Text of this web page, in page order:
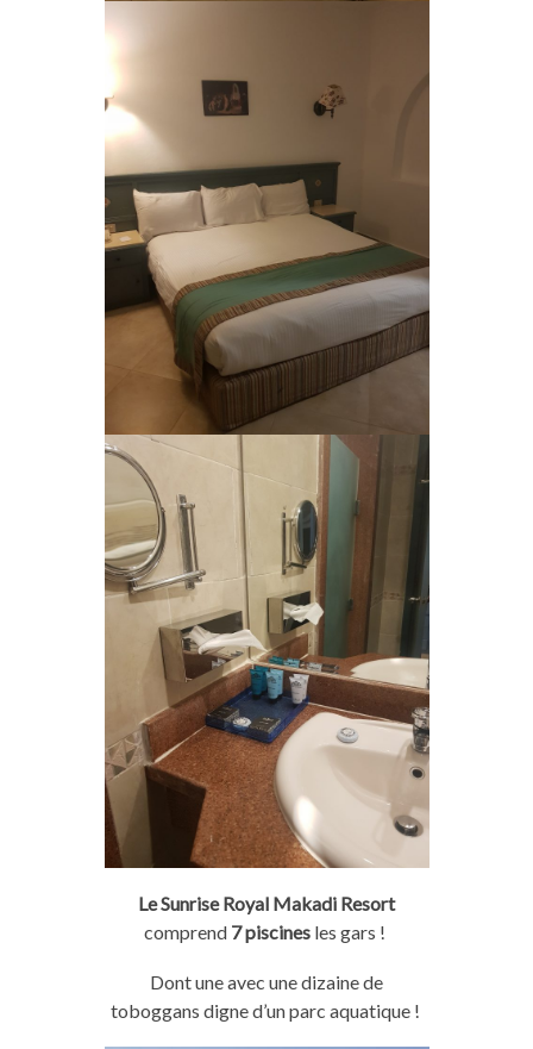
Le Sunrise Royal Makadi Resort
comprend 7 piscines les gars !
Dont une avec une dizaine de
toboggans digne d’un parc aquatique !